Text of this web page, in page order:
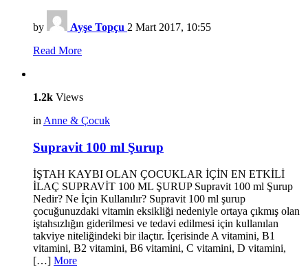
by Ayşe Topçu 2 Mart 2017, 10:55
Read More
1.2k Views
in Anne & Çocuk
Supravit 100 ml Şurup
İŞTAH KAYBI OLAN ÇOCUKLAR İÇİN EN ETKİLİ
İLAÇ SUPRAVİT 100 ML ŞURUP Supravit 100 ml Şurup
Nedir? Ne İçin Kullanılır? Supravit 100 ml şurup
çocuğunuzdaki vitamin eksikliği nedeniyle ortaya çıkmış olan
iştahsızlığın giderilmesi ve tedavi edilmesi için kullanılan
takviye niteliğindeki bir ilaçtır. İçerisinde A vitamini, B1
vitamini, B2 vitamini, B6 vitamini, C vitamini, D vitamini,
[…] More